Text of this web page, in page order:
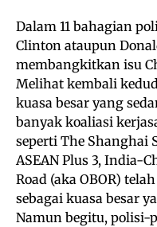
Dalam 11 bahagian
Clinton ataupun
membangkitkan isu
Melihat kembali
kuasa besar yang
banyak koaliasi
seperti The Shanghai
ASEAN Plus 3, India-
Road (aka OBOR)
sebagai kuasa besar
Namun begitu, polisi-